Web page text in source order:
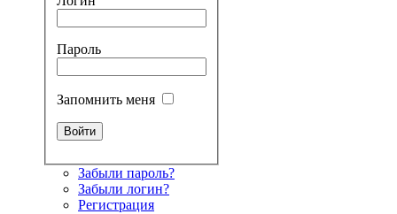
Пароль
Запомнить меня
Забыли пароль?
Забыли логин?
Регистрация